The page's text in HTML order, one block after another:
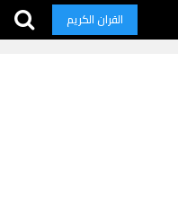
القران الكريم